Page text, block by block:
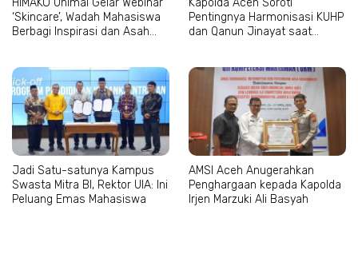
‘Skincare’, Wadah Mahasiswa
Berbagi Inspirasi dan Asah
Pentingnya Harmonisasi KUHP
dan Qanun Jinayat saat
Jadi Satu-satunya Kampus
Swasta Mitra BI, Rektor UIA: Ini
Peluang Emas Mahasiswa
AMSI Aceh Anugerahkan
Penghargaan kepada Kapolda
Irjen Marzuki Ali Basyah